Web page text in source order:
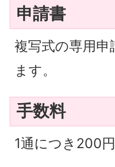
申請書
複写式の専用
ます。
手数料
1通につき200円